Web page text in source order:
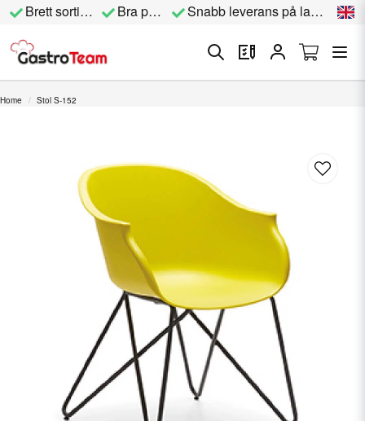
Brett sortiment Bra priser Snabb leverans på lagervara
Home Stol S-152